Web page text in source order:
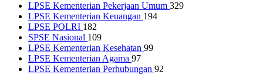
LPSE Kementerian Pekerjaan Umum 329
LPSE Kementerian Keuangan 194
LPSE POLRI 182
SPSE Nasional 109
LPSE Kementerian Kesehatan 99
LPSE Kementerian Agama 97
LPSE Kementerian Perhubungan 92